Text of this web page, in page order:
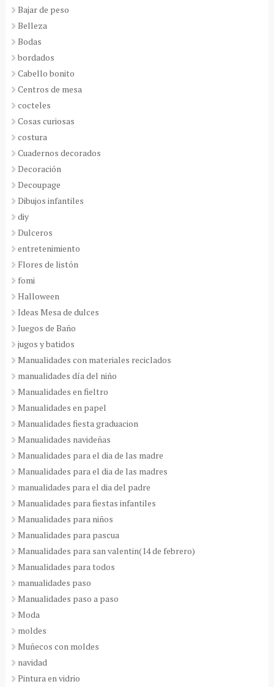
Bajar de peso
Belleza
Bodas
bordados
Cabello bonito
Centros de mesa
cocteles
Cosas curiosas
costura
Cuadernos decorados
Decoración
Decoupage
Dibujos infantiles
diy
Dulceros
entretenimiento
Flores de listón
fomi
Halloween
Ideas Mesa de dulces
Juegos de Baño
jugos y batidos
Manualidades con materiales reciclados
manualidades día del niño
Manualidades en fieltro
Manualidades en papel
Manualidades fiesta graduacion
Manualidades navideñas
Manualidades para el dia de las madre
Manualidades para el dia de las madres
manualidades para el dia del padre
Manualidades para fiestas infantiles
Manualidades para niños
Manualidades para pascua
Manualidades para san valentin(14 de febrero)
Manualidades para todos
manualidades paso
Manualidades paso a paso
Moda
moldes
Muñecos con moldes
navidad
Pintura en vidrio